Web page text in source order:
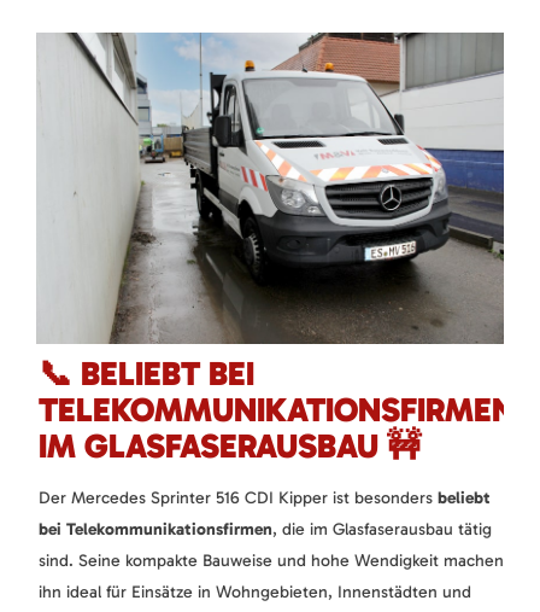
📞 BELIEBT BEI
TELEKOMMUNIKATIONSFIRMEN
IM GLASFASERAUSBAU 🚧
Der Mercedes Sprinter 516 CDI Kipper ist besonders beliebt
bei Telekommunikationsfirmen, die im Glasfaserausbau tätig
sind. Seine kompakte Bauweise und hohe Wendigkeit machen
ihn ideal für Einsätze in Wohngebieten, Innenstädten und